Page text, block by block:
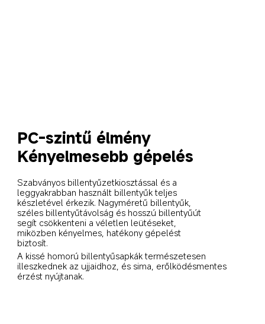
PC-szintű élmény
Kényelmesebb gépelés
Szabványos billentyűzetkiosztással és a
leggyakrabban használt billentyűk teljes
készletével érkezik. Nagyméretű billentyűk,
széles billentyűtávolság és hosszú billentyűút
segít csökkenteni a véletlen leütéseket,
miközben kényelmes, hatékony gépelést
biztosít.
A kissé homorú billentyűsapkák természetesen
illeszkednek az ujjaidhoz, és sima, erőlködésmentes
érzést nyújtanak.